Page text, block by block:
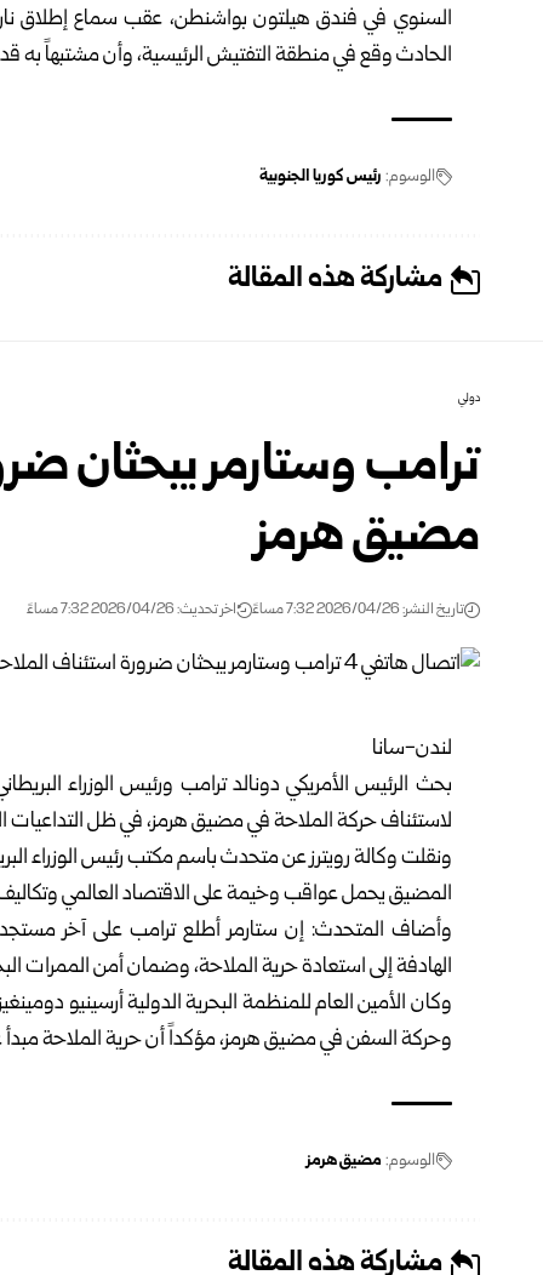
السنوي في فندق هيلتون بواشنطن، عقب سماع إطلاق
الحادث وقع في منطقة التفتيش الرئيسية، وأن مشتبهاً به
الوسوم: رئيس كوريا الجنوبية
مشاركة هذه المقالة
دولي
ترامب وستارمر يبحثان
مضيق هرمز
تاريخ النشر: 2026/04/26 7:32 مساءً اخر تحديث: 2026/04/26 7:32 مساءً
لندن-سانا
بحث الرئيس الأمريكي دونالد ترامب ورئيس الوزراء
لاستئناف حركة الملاحة في مضيق هرمز، في ظل التداعيات
ونقلت وكالة رويترز عن متحدث باسم مكتب رئيس الوزراء
المضيق يحمل عواقب وخيمة على الاقتصاد العالمي
وأضاف المتحدث: إن ستارمر أطلع ترامب على آخر
الهادفة إلى استعادة حرية الملاحة، وضمان أمن الممرات
وكان الأمين العام للمنظمة البحرية الدولية أرسينيو
وحركة السفن في مضيق هرمز، مؤكداً أن حرية الملاحة مبدأ
الوسوم: مضيق هرمز
مشاركة هذه المقالة